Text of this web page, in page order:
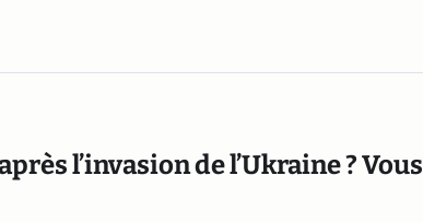
l’invasion de l’Ukraine ? Vous